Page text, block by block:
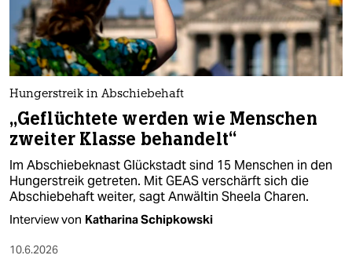
nord
wahrheit
verlag
verlag
veranstaltungen
shop
Hungerstreik in Abschiebehaft
„Geflüchtete werden wie Menschen
zweiter Klasse behandelt“
Im Abschiebeknast Glückstadt sind 15 Menschen in den
Hungerstreik getreten. Mit GEAS verschärft sich die
Abschiebehaft weiter, sagt Anwältin Sheela Charen.
Interview von Katharina Schipkowski
10.6.2026